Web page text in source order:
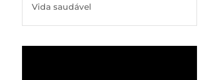
Vida saudável